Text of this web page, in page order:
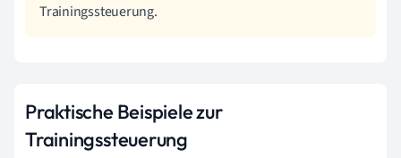
Trainingssteuerung.
Praktische Beispiele zur
Trainingssteuerung